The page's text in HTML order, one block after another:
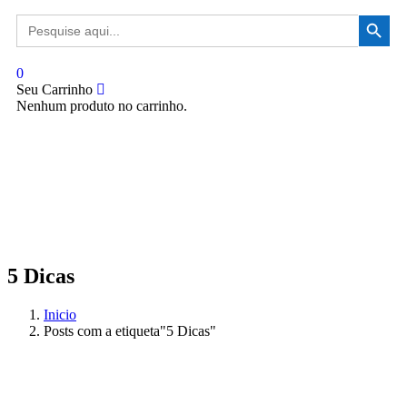
Search
for:
Search Button
0
Seu Carrinho
Nenhum produto no carrinho.
5 Dicas
Inicio
Posts com a etiqueta"5 Dicas"